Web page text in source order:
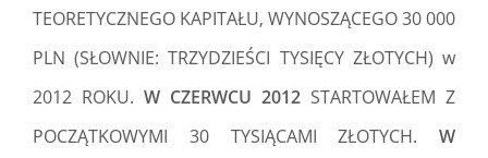
TEORETYCZNEGO KAPITAŁU, WYNOSZĄCEGO 30 000
PLN (SŁOWNIE: TRZYDZIEŚCI TYSIĘCY ZŁOTYCH) w
2012 ROKU. W CZERWCU 2012 STARTOWAŁEM Z
POCZĄTKOWYMI 30 TYSIĄCAMI ZŁOTYCH. W